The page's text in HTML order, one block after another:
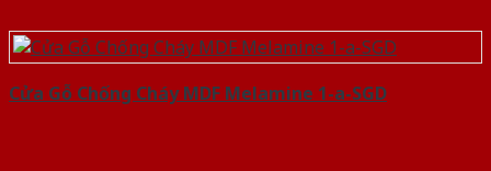
Cửa Gỗ Chống Cháy MDF Melamine 1-a-SGD